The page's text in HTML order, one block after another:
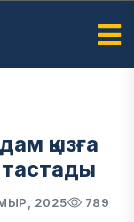
қызға
тастады
2025 789